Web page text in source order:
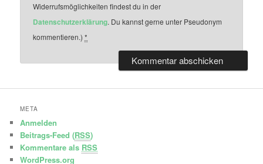
Widerrufsmöglichkeiten findest du in der
Datenschutzerklärung. Du kannst gerne unter Pseudonym
kommentieren.)*
META
Anmelden
Beitrags-Feed (RSS)
Kommentare als RSS
WordPress.org